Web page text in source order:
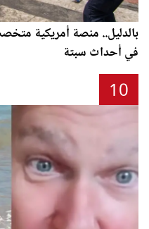
بالدليل.. منصة أمريكية
في أحداث سبتة
10